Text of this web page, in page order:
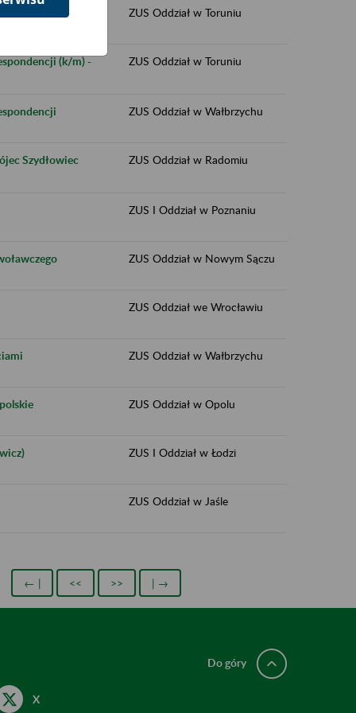
ZUS Oddział w Toruniu
(k/m) -
ZUS Oddział w Toruniu
ZUS Oddział w Wałbrzychu
Szydłowiec
ZUS Oddział w Radomiu
ZUS I Oddział w Poznaniu
ZUS Oddział w Nowym Sączu
ZUS Oddział we Wrocławiu
ZUS Oddział w Wałbrzychu
ZUS Oddział w Opolu
ZUS I Oddział w Łodzi
ZUS Oddział w Jaśle
← | << >> | →
X
Do góry